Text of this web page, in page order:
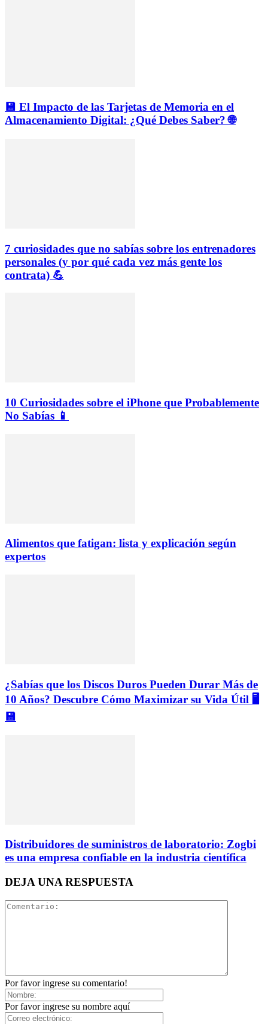
💾 El Impacto de las Tarjetas de Memoria en el
Almacenamiento Digital: ¿Qué Debes Saber? 🌐
7 curiosidades que no sabías sobre los entrenadores
personales (y por qué cada vez más gente los
contrata) 💪
10 Curiosidades sobre el iPhone que Probablemente
No Sabías 📱
Alimentos que fatigan: lista y explicación según
expertos
¿Sabías que los Discos Duros Pueden Durar Más de
10 Años? Descubre Cómo Maximizar su Vida Útil 🖥️
💾
Distribuidores de suministros de laboratorio: Zogbi
es una empresa confiable en la industria científica
DEJA UNA RESPUESTA
Por favor ingrese su comentario!
Por favor ingrese su nombre aquí